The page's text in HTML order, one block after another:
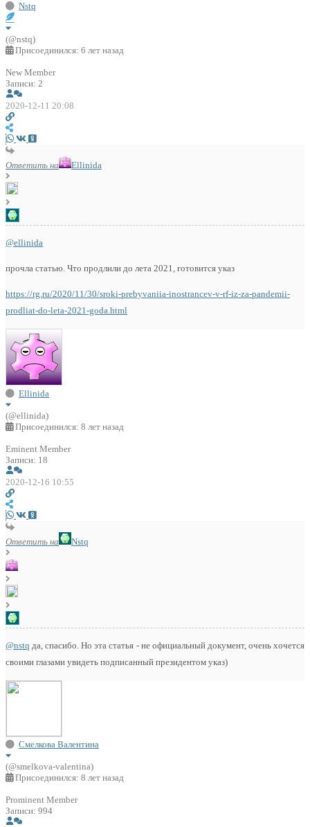
Nstq
(@nstq)
Присоединился: 6 лет назад
New Member
Записи: 2
2020-12-11 20:08
Ответить на Ellinida
@ellinida
прочла статью. Что продлили до лета 2021, готовится указ
https://rg.ru/2020/11/30/sroki-prebyvaniia-inostrancev-v-rf-iz-za-pandemii-
prodliat-do-leta-2021-goda.html
Ellinida
(@ellinida)
Присоединился: 8 лет назад
Eminent Member
Записи: 18
2020-12-16 10:55
Ответить на Nstq
@nstq да, спасибо. Но эта статья - не официальный документ, очень хочется
своими глазами увидеть подписанный президентом указ)
Смелкова Валентина
(@smelkova-valentina)
Присоединился: 8 лет назад
Prominent Member
Записи: 994